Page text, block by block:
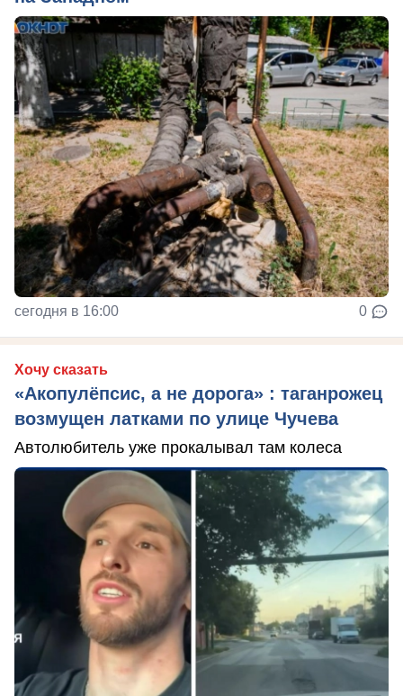
сегодня в 16:00 0
Хочу сказать
«Акопулёпсис, а не дорога» : таганрожец
возмущен латками по улице Чучева
Автолюбитель уже прокалывал там колеса